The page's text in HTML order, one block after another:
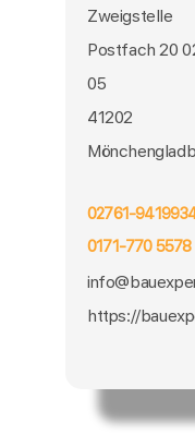
Zweigstelle
Postfach 20
05
41202
02761-
0171-770 5578
https://